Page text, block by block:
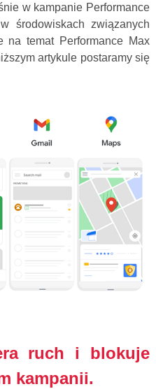
w kampanie Performance
środowiskach związanych
temat Performance Max
artykule postaramy się
ruch i blokuje
kampanii.